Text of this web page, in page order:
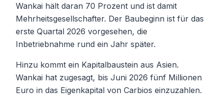
Wankai hält daran 70 Prozent und ist damit
Mehrheitsgesellschafter. Der Baubeginn ist für das
erste Quartal 2026 vorgesehen, die
Inbetriebnahme rund ein Jahr später.
Hinzu kommt ein Kapitalbaustein aus Asien.
Wankai hat zugesagt, bis Juni 2026 fünf Millionen
Euro in das Eigenkapital von Carbios einzuzahlen.